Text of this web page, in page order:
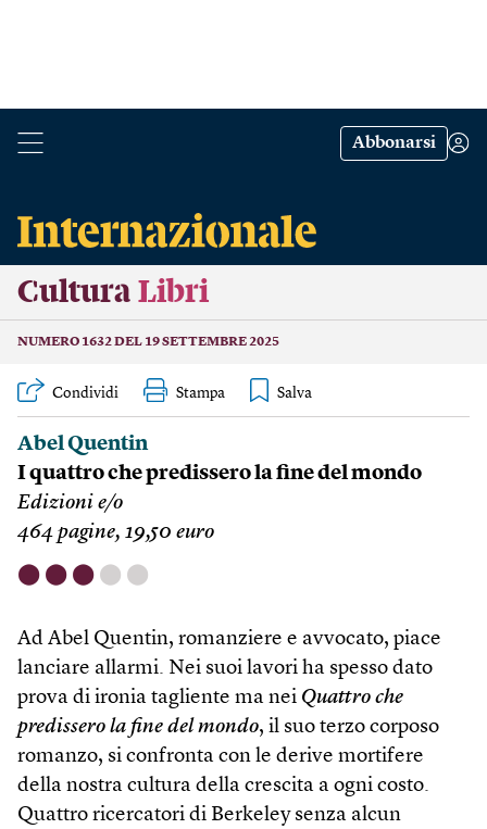
Abbonarsi
Cultura Libri
NUMERO 1632 DEL 19 SETTEMBRE 2025
Condividi Stampa
Abel Quentin
I quattro che predissero la fine del mondo
Edizioni e/o
464 pagine, 19,50 euro
⬤ ⬤ ⬤ ⬤ ⬤
Ad Abel Quentin, romanziere e avvocato, piace
lanciare allarmi. Nei suoi lavori ha spesso dato
prova di ironia tagliente ma nei Quattro che
predissero la fine del mondo, il suo terzo corposo
romanzo, si confronta con le derive mortifere
della nostra cultura della crescita a ogni costo.
Quattro ricercatori di Berkeley senza alcun